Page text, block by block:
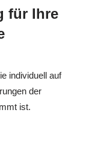
für Ihre
individuell auf
der
ist.